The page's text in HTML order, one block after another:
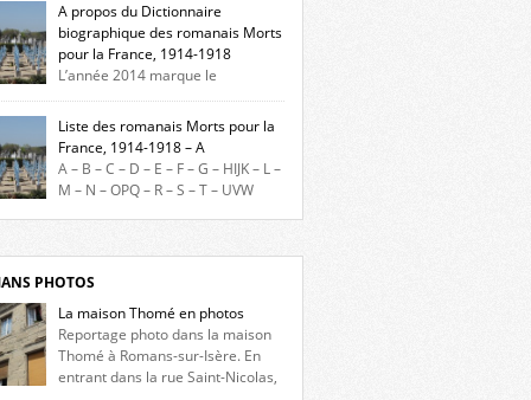
A propos du Dictionnaire
biographique des romanais Morts
pour la France, 1914-1918
L’année 2014 marque le
du début de la Première Guerre
et ce dictionnaire biographique veut
hommage aux romanais Morts pour la
durant ce conflit. La base de cette
historique est constituée des noms
sur les plaques commémoratives de
de Ville, du lycée du Dauphiné et du lycée
Liste des romanais Morts pour la
France, 1914-1918 – A
A – B – C – D – E – F – G – HIJK – L –
M – N – OPQ – R – S – T – UVW
lettre. Liste des romanais […]
PHOTOS
La maison Thomé en photos
Reportage photo dans la maison
Thomé à Romans-sur-Isère. En
entrant dans la rue Saint-Nicolas,